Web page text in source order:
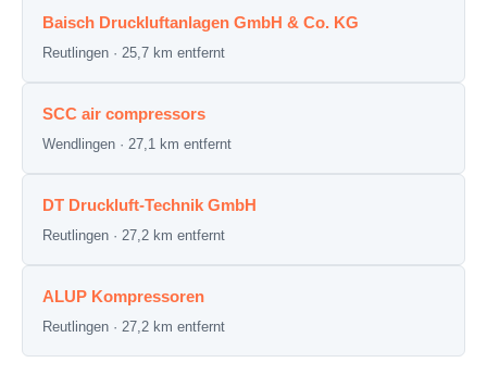
Baisch Druckluftanlagen GmbH & Co. KG
Reutlingen · 25,7 km entfernt
SCC air compressors
Wendlingen · 27,1 km entfernt
DT Druckluft-Technik GmbH
Reutlingen · 27,2 km entfernt
ALUP Kompressoren
Reutlingen · 27,2 km entfernt